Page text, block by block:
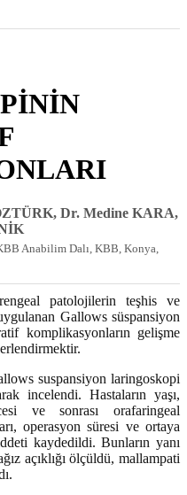
Dr. Medine KARA,
Anabilim Dalı, KBB, Konya,
patolojilerin teşhis ve
Gallows süspansiyon
komplikasyonların gelişme
suspansiyon laringoskopi
incelendi. Hastaların yaşı,
ve sonrası orafaringeal
operasyon süresi ve ortaya
kaydedildi. Bunların yanı
açıklığı ölçüldü, mallampati